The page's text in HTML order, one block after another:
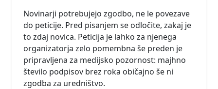
Novinarji potrebujejo zgodbo, ne le povezave
do peticije. Pred pisanjem se odločite, zakaj je
to zdaj novica. Peticija je lahko za njenega
organizatorja zelo pomembna še preden je
pripravljena za medijsko pozornost: majhno
število podpisov brez roka običajno še ni
zgodba za uredništvo.